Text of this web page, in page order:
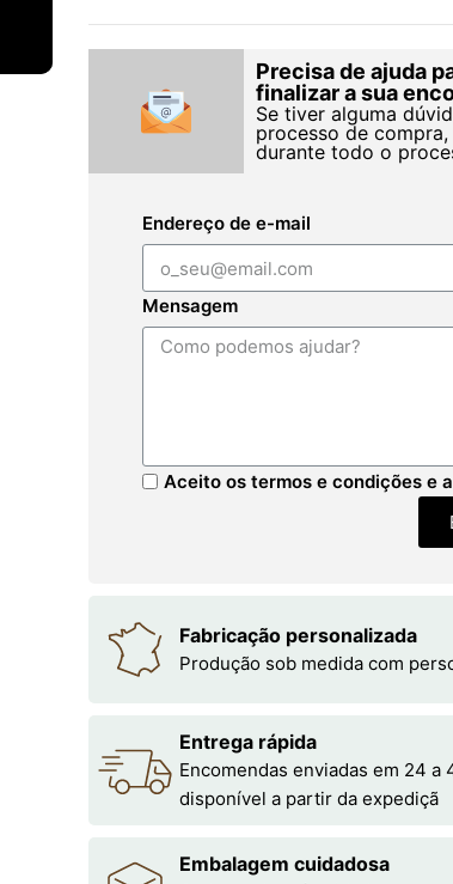
Precisa de ajuda
finalizar a sua
Se tiver alguma
processo de
durante todo o
Endereço de e-mail
Mensagem
Aceito os termos e condições e
Fabricação personalizada
Produção sob medida com
Entrega rápida
Encomendas enviadas em 24
disponível a partir da expediçã
Embalagem cuidadosa